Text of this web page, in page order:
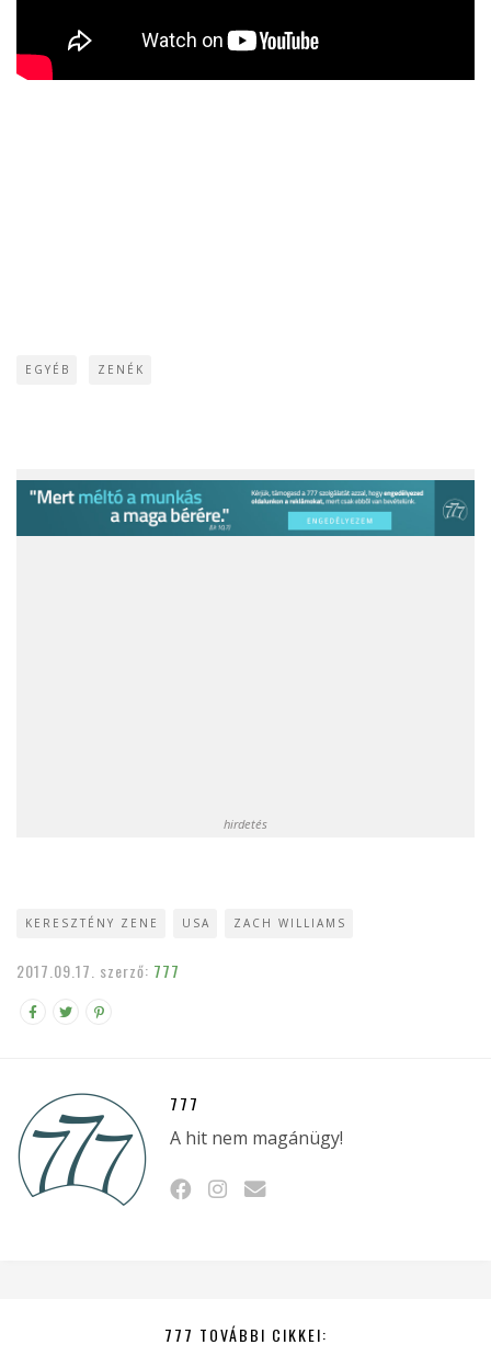
EGYÉB ZENÉK
hirdetés
KERESZTÉNY ZENE USA ZACH WILLIAMS
2017.09.17. szerző: 777
777
A hit nem magánügy!
777 TOVÁBBI CIKKEI: